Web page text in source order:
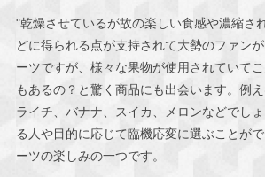
"乾燥させているが故の楽しい食感や濃縮さ
どに得られる点が支持されて大勢のファン
ーツですが、様々な果物が使用されていて
もあるの？と驚く商品にも出会います。例え
ライチ、バナナ、スイカ、メロンなどでし
る人や目的に応じて臨機応変に選ぶことが
ーツの楽しみの一つです。